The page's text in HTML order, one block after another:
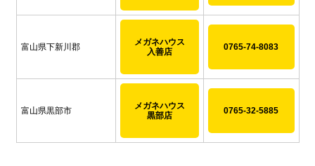
富山県下新川郡
メガネハウス
入善店
0765-74-8083
富山県黒部市
メガネハウス
黒部店
0765-32-5885